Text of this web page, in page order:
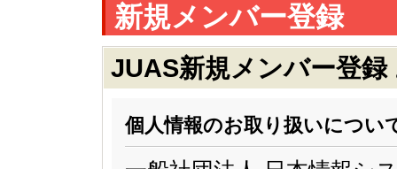
新規メンバー登録
JUAS新規メンバー登
個人情報のお取り扱いについ